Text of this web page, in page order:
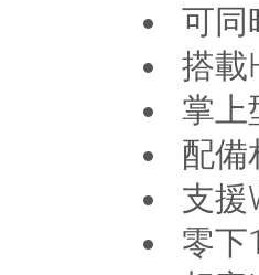
可同
搭載
掌上
配備
支援
零下